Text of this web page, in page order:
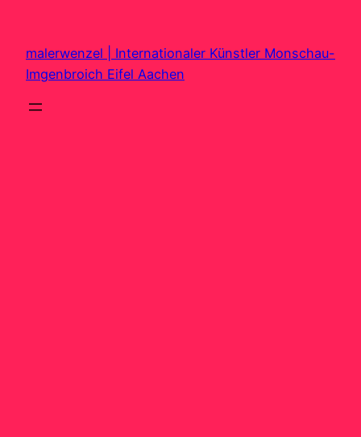
springen
malerwenzel | Internationaler Künstler Monschau-
Imgenbroich Eifel Aachen